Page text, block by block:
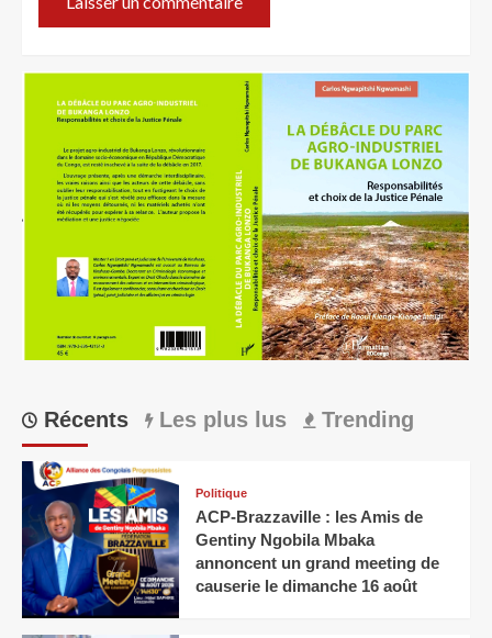
Récents Les plus lus Trending
Politique
ACP-Brazzaville : les Amis de
Gentiny Ngobila Mbaka
annoncent un grand meeting de
causerie le dimanche 16 août